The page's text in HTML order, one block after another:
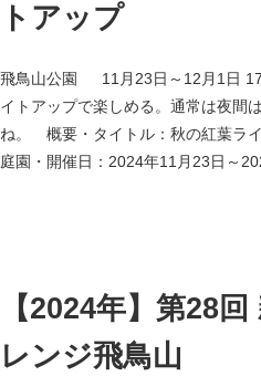
トアップ
飛鳥山公園 11月23日～12月1日
イトアップで楽しめる。通常は夜間
ね。 概要・タイトル：秋の紅葉ラ
庭園・開催日：2024年11月23日～
【2024年】第28
レンジ飛鳥山